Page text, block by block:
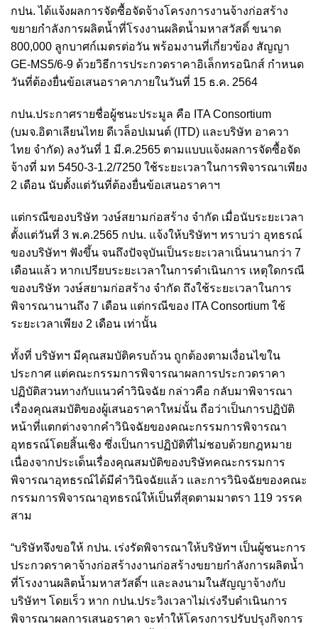
กปน. ได้แจ้งผลการจัดซื้อจัดจ้างโครงการงานจ้างก่อสร้าง
ขยายกำลังการผลิตน้ำที่โรงงานผลิตน้ำมหาสวัสดิ์ ขนาด
800,000 ลูกบาศก์เมตรต่อวัน พร้อมงานที่เกี่ยวข้อง สัญญา
GE-MS5/6-9 ด้วยวิธีการประกวดราคาอิเล็กทรอนิกส์ กำหนด
วันที่ต้องยื่นข้อเสนอราคาภายในวันที่ 15 ธ.ค. 2564
กปน.ประกาศรายชื่อผู้ชนะประมูล คือ ITA Consortium
(บมจ.อิตาเลียนไทย ดีเวล็อปเมนต์ (ITD) และบริษัท อาควา
ไทย จำกัด) ลงวันที่ 1 มี.ค.2565 ตามแบบแจ้งผลการจัดซื้อจัด
จ้างที่ มท 5450-3-1.2/7250 ใช้ระยะเวลาในการพิจารณาเพียง
2 เดือน นับตั้งแต่วันที่ต้องยื่นข้อเสนอราคาฯ
แต่กรณีของบริษัท วงษ์สยามก่อสร้าง จำกัด เมื่อนับระยะเวลา
ตั้งแต่วันที่ 3 พ.ค.2565 กปน. แจ้งให้บริษัทฯ ทราบว่า อุทธรณ์
ของบริษัทฯ ฟังขึ้น จนถึงปัจจุบันเป็นระยะเวลาเนิ่นนานกว่า 7
เดือนแล้ว หากเปรียบระยะเวลาในการดำเนินการ เหตุใดกรณี
ของบริษัท วงษ์สยามก่อสร้าง จำกัด ถึงใช้ระยะเวลาในการ
พิจารณานานถึง 7 เดือน แต่กรณีของ ITA Consortium ใช้
ระยะเวลาเพียง 2 เดือน เท่านั้น
ทั้งที่ บริษัทฯ มีคุณสมบัติครบถ้วน ถูกต้องตามเงื่อนไขใน
ประกาศ แต่คณะกรรมการพิจารณาผลการประกวดราคา
ปฏิบัติสวนทางกับแนวคำวินิจฉัย กล่าวคือ กลับมาพิจารณา
เรื่องคุณสมบัติของผู้เสนอราคาใหม่นั้น ถือว่าเป็นการปฏิบัติ
หน้าที่แตกต่างจากคำวินิจฉัยของคณะกรรมการพิจารณา
อุทธรณ์โดยสิ้นเชิง ซึ่งเป็นการปฏิบัติที่ไม่ชอบด้วยกฎหมาย
เนื่องจากประเด็นเรื่องคุณสมบัติของบริษัทคณะกรรมการ
พิจารณาอุทธรณ์ได้มีคำวินิจฉัยแล้ว และการวินิจฉัยของคณะ
กรรมการพิจารณาอุทธรณ์ให้เป็นที่สุดตามมาตรา 119 วรรค
สาม
“บริษัทจึงขอให้ กปน. เร่งรัดพิจารณาให้บริษัทฯ เป็นผู้ชนะการ
ประกวดราคาจ้างก่อสร้างงานก่อสร้างขยายกำลังการผลิตน้ำ
ที่โรงงานผลิตน้ำมหาสวัสดิ์ฯ และลงนามในสัญญาจ้างกับ
บริษัทฯ โดยเร็ว หาก กปน.ประวิงเวลาไม่เร่งรีบดำเนินการ
พิจารณาผลการเสนอราคา จะทำให้โครงการปรับปรุงกิจการ